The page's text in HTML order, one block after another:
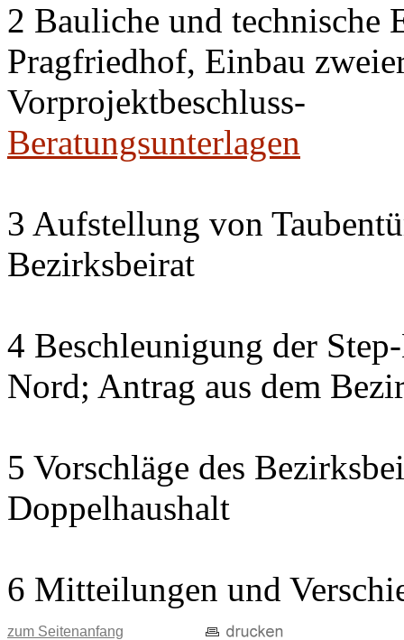
2 Bauliche und technische
Pragfriedhof, Einbau
Vorprojektbeschluss-
Beratungsunterlagen
3 Aufstellung von
Bezirksbeirat
4 Beschleunigung der
Nord; Antrag aus dem
5 Vorschläge des
Doppelhaushalt
6 Mitteilungen und
zum Seitenanfang